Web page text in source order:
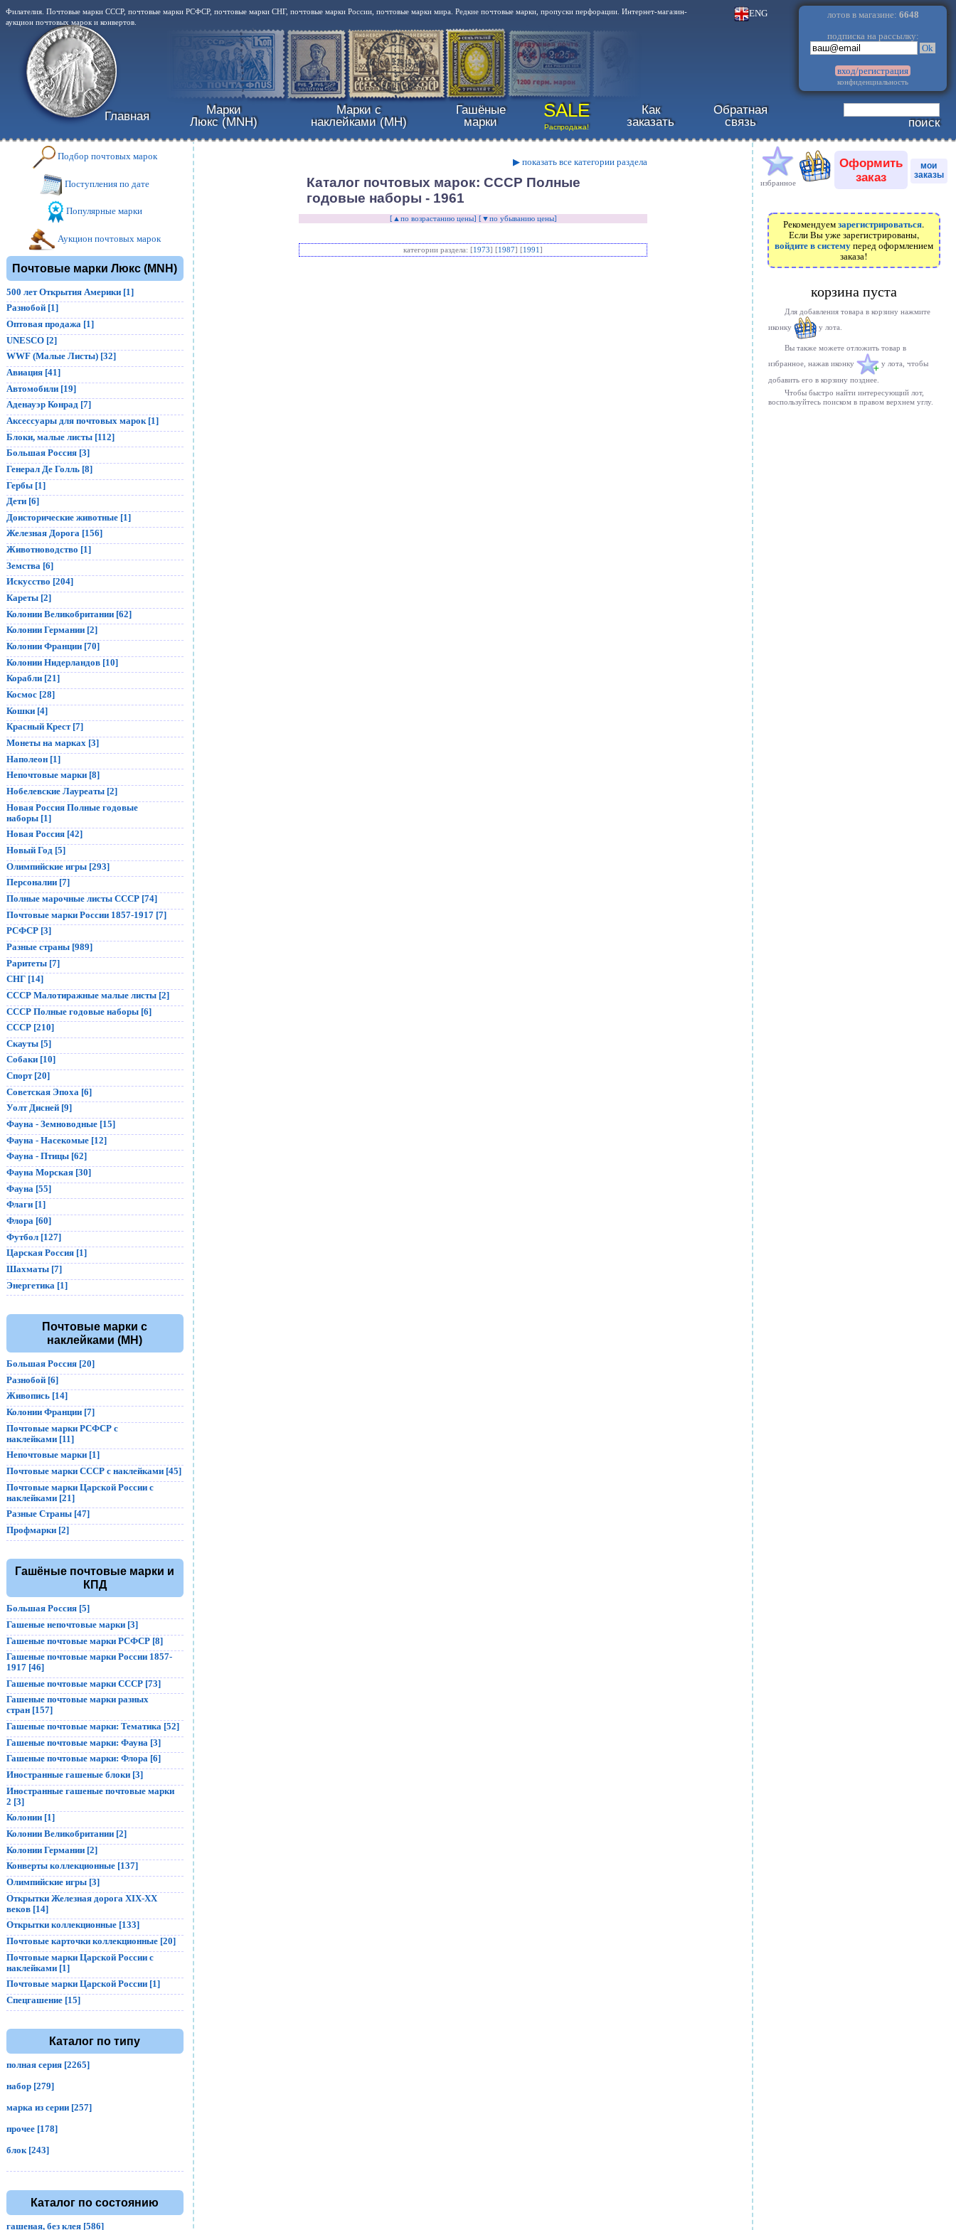
Филателия. Почтовые марки СССР, почтовые марки РСФСР, почтовые марки СНГ, почтовые марки России, почтовые марки мира. Редкие почтовые марки, пропуски перфорации. Интернет-магазин-
аукцион почтовых марок и конвертов.
ENG лотов в магазине: 6648
подписка на рассылку:
Ok
вход/регистрация
конфиденциальность
.
Главная
Марки
Люкс (MNH)
Марки с
наклейками (MH)
Гашёные
марки
SALE
Распродажа!
Как
заказать
Обратная
связь
поиск
Подбор почтовых марок
Поступления по дате
Популярные марки
Аукцион почтовых марок
Почтовые марки Люкс (MNH)
500 лет Открытия Америки [1]
Разнобой [1]
Оптовая продажа [1]
UNESCO [2]
WWF (Малые Листы) [32]
Авиация [41]
Автомобили [19]
Аденауэр Конрад [7]
Аксессуары для почтовых марок [1]
Блоки, малые листы [112]
Большая Россия [3]
Генерал Де Голль [8]
Гербы [1]
Дети [6]
Доисторические животные [1]
Железная Дорога [156]
Животноводство [1]
Земства [6]
Искусство [204]
Кареты [2]
Колонии Великобритании [62]
Колонии Германии [2]
Колонии Франции [70]
Колонии Нидерландов [10]
Корабли [21]
Космос [28]
Кошки [4]
Красный Крест [7]
Монеты на марках [3]
Наполеон [1]
Непочтовые марки [8]
Нобелевские Лауреаты [2]
Новая Россия Полные годовые
наборы [1]
Новая Россия [42]
Новый Год [5]
Олимпийские игры [293]
Персоналии [7]
Полные марочные листы СССР [74]
Почтовые марки России 1857-1917 [7]
РСФСР [3]
Разные страны [989]
Раритеты [7]
СНГ [14]
СССР Малотиражные малые листы [2]
СССР Полные годовые наборы [6]
СССР [210]
Скауты [5]
Собаки [10]
Спорт [20]
Советская Эпоха [6]
Уолт Дисней [9]
Фауна - Земноводные [15]
Фауна - Насекомые [12]
Фауна - Птицы [62]
Фауна Морская [30]
Фауна [55]
Флаги [1]
Флора [60]
Футбол [127]
Царская Россия [1]
Шахматы [7]
Энергетика [1]
Почтовые марки с
наклейками (MH)
Большая Россия [20]
Разнобой [6]
Живопись [14]
Колонии Франции [7]
Почтовые марки РСФСР с
наклейками [11]
Непочтовые марки [1]
Почтовые марки СССР с наклейками [45]
Почтовые марки Царской России с
наклейками [21]
Разные Страны [47]
Профмарки [2]
Гашёные почтовые марки и
КПД
Большая Россия [5]
Гашеные непочтовые марки [3]
Гашеные почтовые марки РСФСР [8]
Гашеные почтовые марки России 1857-
1917 [46]
Гашеные почтовые марки СССР [73]
Гашеные почтовые марки разных
стран [157]
Гашеные почтовые марки: Тематика [52]
Гашеные почтовые марки: Фауна [3]
Гашеные почтовые марки: Флора [6]
Иностранные гашеные блоки [3]
Иностранные гашеные почтовые марки
2 [3]
Колонии [1]
Колонии Великобритании [2]
Колонии Германии [2]
Конверты коллекционные [137]
Олимпийские игры [3]
Открытки Железная дорога XIX-XX
веков [14]
Открытки коллекционные [133]
Почтовые карточки коллекционные [20]
Почтовые марки Царской России с
наклейками [1]
Почтовые марки Царской России [1]
Спецгашение [15]
Каталог по типу
полная серия [2265]
набор [279]
марка из серии [257]
прочее [178]
блок [243]
Каталог по состоянию
гашеная, без клея [586]
▶ показать все категории раздела
Каталог почтовых марок: СССР Полные
годовые наборы - 1961
[▲по возрастанию цены] [▼по убыванию цены]
категории раздела: [1973] [1987] [1991]
избранное
Оформить
заказ
мои
заказы
Рекомендуемзарегистрироваться.
Если Вы уже зарегистрированы,
войдите в системуперед оформлением
заказа!